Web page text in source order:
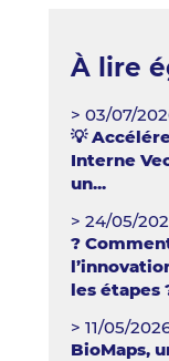
À lire
> 03/07/
💡
Interne
un...
> 24/05/
?
les étapes
> 11/05/
BioMaps,